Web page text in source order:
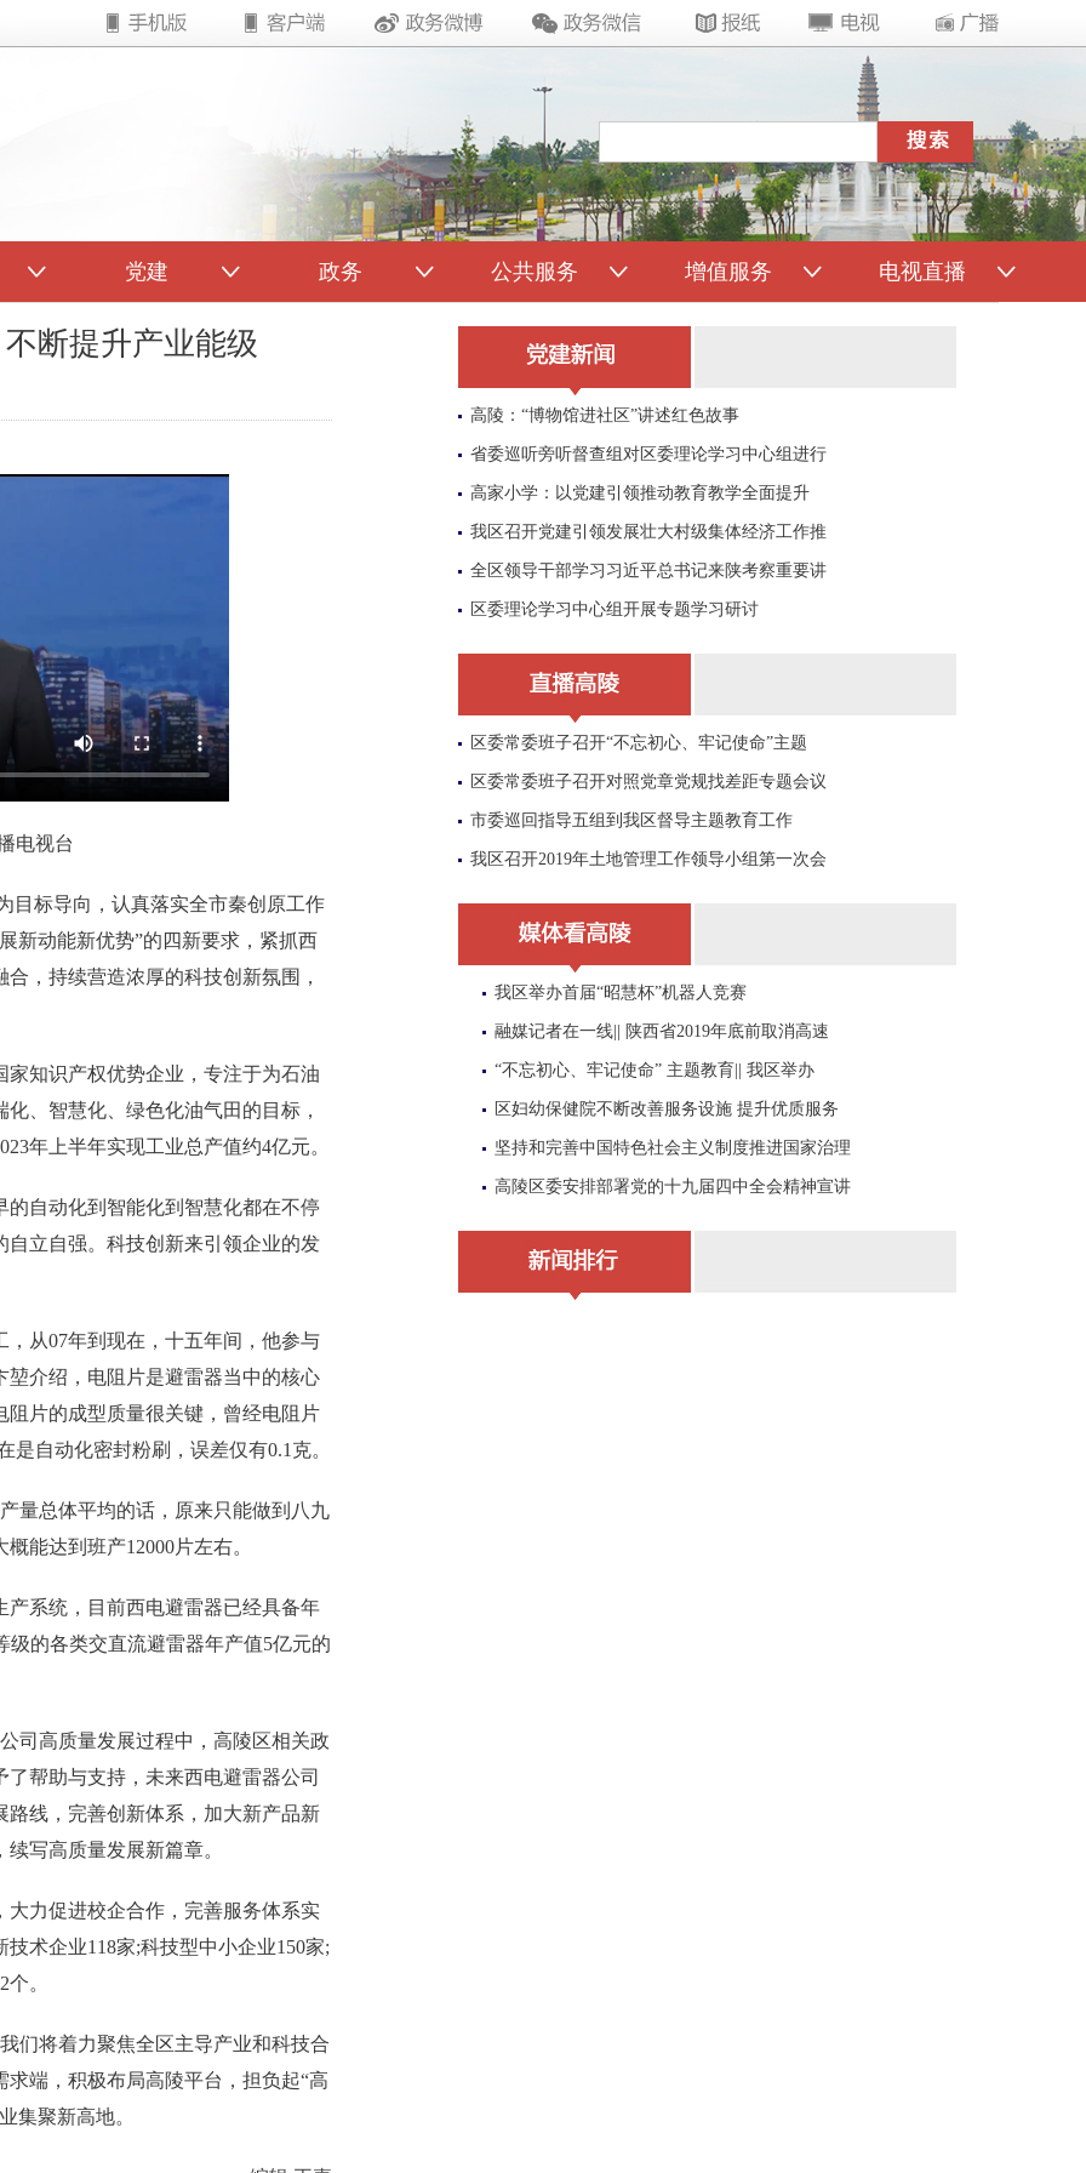
党建 政务 公共服务 增值服务 电视直播
断提升产业能级
电视台
标导向，认真落实全市秦创原工作
新动能新优势”的四新要求，紧抓西
，持续营造浓厚的科技创新氛围，
知识产权优势企业，专注于为石油
、智慧化、绿色化油气田的目标，
年上半年实现工业总产值约4亿元。
自动化到智能化到智慧化都在不停
自立自强。科技创新来引领企业的发
从07年到现在，十五年间，他参与
介绍，电阻片是避雷器当中的核心
片的成型质量很关键，曾经电阻片
自动化密封粉刷，误差仅有0.1克。
总体平均的话，原来只能做到八九
能达到班产12000片左右。
系统，目前西电避雷器已经具备年
级的各类交直流避雷器年产值5亿元的
高质量发展过程中，高陵区相关政
帮助与支持，未来西电避雷器公司
线，完善创新体系，加大新产品新
写高质量发展新篇章。
力促进校企合作，完善服务体系实
术企业118家;科技型中小企业150家;
。
将着力聚焦全区主导产业和科技合
端，积极布局高陵平台，担负起“高
集聚新高地。
高陵：“博物馆进社区”讲述红色故事
省委巡听旁听督查组对区委理论学习中心组进行
高家小学：以党建引领推动教育教学全面提升
我区召开党建引领发展壮大村级集体经济工作推
全区领导干部学习习近平总书记来陕考察重要讲
区委理论学习中心组开展专题学习研讨
区委常委班子召开“不忘初心、牢记使命”主题
区委常委班子召开对照党章党规找差距专题会议
市委巡回指导五组到我区督导主题教育工作
我区召开2019年土地管理工作领导小组第一次会
我区举办首届“昭慧杯”机器人竞赛
融媒记者在一线|| 陕西省2019年底前取消高速
“不忘初心、牢记使命” 主题教育|| 我区举办
区妇幼保健院不断改善服务设施 提升优质服务
坚持和完善中国特色社会主义制度推进国家治理
高陵区委安排部署党的十九届四中全会精神宣讲